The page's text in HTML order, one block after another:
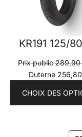
KR191 125/
Prix public289,90
Duterne 256,80
CHOIX DES